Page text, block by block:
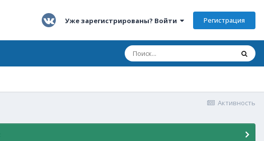
Уже зарегистрированы? Войти Регистрация
Активность